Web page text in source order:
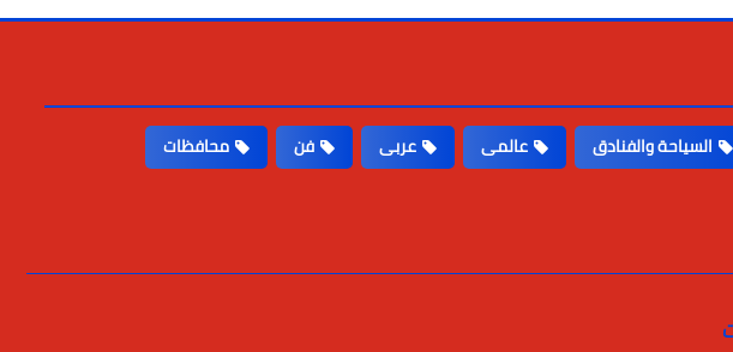
السياحة والفنادق عالمى عربى فن
محافظات